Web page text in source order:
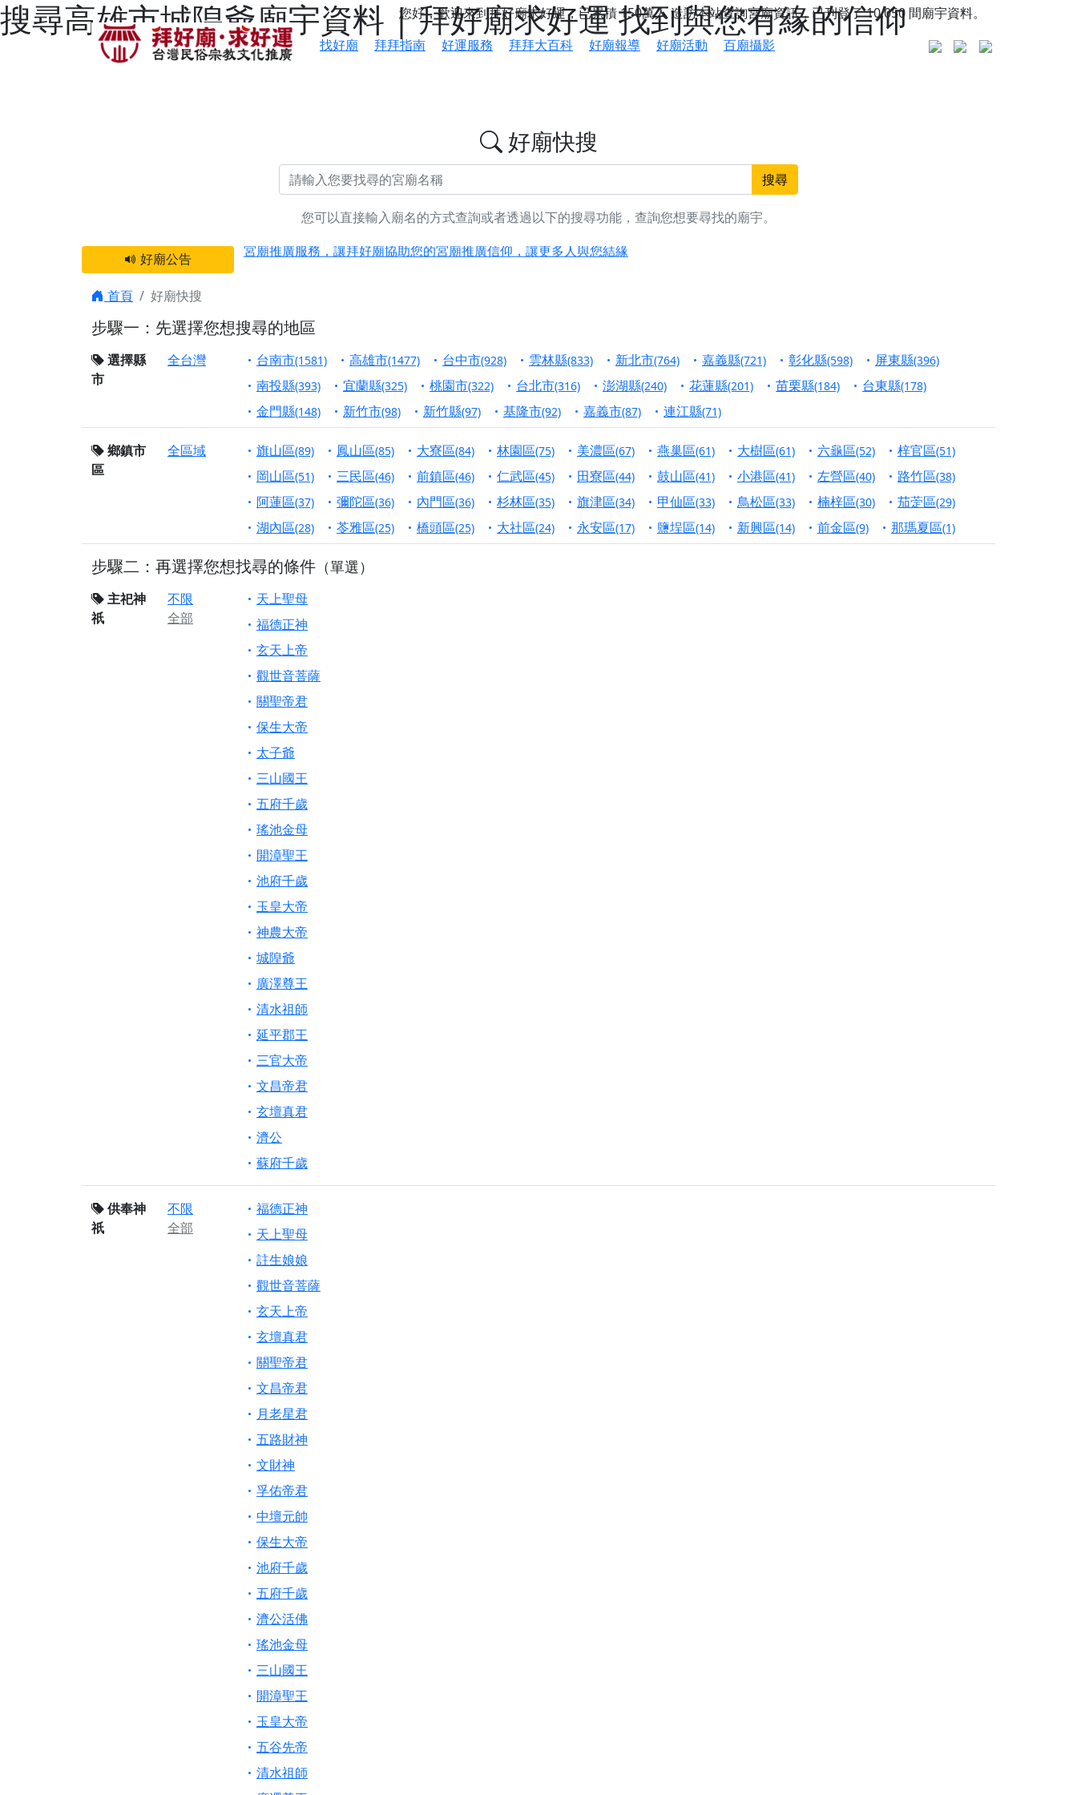
搜尋高雄市城隍爺廟宇資料 | 拜好廟求好運 找到與您有緣的信仰
您好，歡迎來到拜好廟求好運，已累積150萬人造訪本站查詢宮廟資訊，已刊登了10,050 間廟宇資料。
找好廟
拜拜指南 好運服務 拜拜大百科 好廟報導 好廟活動 百廟攝影
好廟快搜
搜尋
您可以直接輸入廟名的方式查詢或者透過以下的搜尋功能，查詢您想要尋找的廟宇。
好廟公告
感謝 【新竹縣新豐鄉 池和宮】 贊助支持我們推廣台灣民俗宗教文化
宮廟推廣服務，讓拜好廟協助您的宮廟推廣信仰，讓更多人與您結緣
【屏東縣獅子鄉 楓港清華山聖天宮】驪山母娘聖誕暨中元普渡大法會，誠邀十方善信大德，一同回到母娘慈悲座前，祈福納祥、慎
終追遠、廣植福田
【桃園市 桃園蓮華寺】盂蘭盆中元報恩法會，這場法會不只是超薦與普渡，更是一份對祖先的感恩、對親人的思念，也是為家人祈
願平安順遂的慈悲心意。
【桃園龜山 慈恩宮】丙午年梁皇寶懺法會，一念虔誠禮寶懺，一分懺悔植福田，誠邀十方善信大德共同參與。
【新北貢寮 南極玉明殿】中元普渡大法會，誠摯歡迎十方善信大德隨喜贊普，為祖先親眷祈求安息，也為自身與家人累積福德、種
下善緣。
【桃園慈善宮(天公廟)】中元普渡交給專業的來，省時省力又積福！「玉皇大帝 大天尊」 親自坐鎮主法！幫你累積的功德福報自然
是「超級加倍」！
【台北北投 福慶宮】慶讚中元普渡法會，誠摯邀請十方善信大德，一同回到北投土地公埔，祈願闔家平安、地方祥和、福運綿長。
【桃園龜山 慈恩宮】瑤池金母聖誕祝壽盛典，邀請十方善信大德蒞臨參香祝壽，同沐母娘慈光，共祈平安吉祥
【桃園龜山 慈恩宮】丙午年慶讚中元普渡法會，正是讓我們用善念與功德，迴向冥陽兩利、闔家平安的殊勝因緣。
【新北八里 紫德宮】丙午年中元普渡讚普超薦法會，普施眾生・慎終追遠・廣植福田
【台北北投金虎爺會】父親節陪爸爸一起闖關趣，邀請大小朋友一起留下珍貴的家庭回憶
【新北八里 紫德宮】父親節奉茶感恩活動，一杯茶，一份心意；一句感謝，一生難忘。
【桃園新屋 深圳玄天宮】農曆七月擴大犒軍科儀，吉祥月不只有普渡祈福，也有一份感謝守護的虔誠心意
【桃園新屋 深圳玄天宮】七娘媽聖誕祝壽慶典，誠摯邀請十方善信大德攜家帶眷前來參香，共同向七娘媽祝壽祈福
【桃園慈善宮(天公廟)】虎爺元帥 開光大典，祈求虎爺神威護持，庇佑闔家平安、財運亨通、事業順遂、百邪退散。
歡迎友廟長官、小編加入我們LINE官方帳號，讓我們協助您的廟宇推廣。
歡迎信眾分享您前往廟宇的參拜體驗，推廣您的信仰
首頁 好廟快搜
步驟一：先選擇您想搜尋的地區
選擇縣
市
全台灣 台南市(1581) 高雄市(1477) 台中市(928) 雲林縣(833) 新北市(764) 嘉義縣(721) 彰化縣(598) 屏東縣(396)
南投縣(393) 宜蘭縣(325) 桃園市(322) 台北市(316) 澎湖縣(240) 花蓮縣(201) 苗栗縣(184) 台東縣(178)
金門縣(148) 新竹市(98) 新竹縣(97) 基隆市(92) 嘉義市(87) 連江縣(71)
鄉鎮市
區
全區域 旗山區(89) 鳳山區(85) 大寮區(84) 林園區(75) 美濃區(67) 燕巢區(61) 大樹區(61) 六龜區(52) 梓官區(51)
岡山區(51) 三民區(46) 前鎮區(46) 仁武區(45) 田寮區(44) 鼓山區(41) 小港區(41) 左營區(40) 路竹區(38)
阿蓮區(37) 彌陀區(36) 內門區(36) 杉林區(35) 旗津區(34) 甲仙區(33) 鳥松區(33) 楠梓區(30) 茄萣區(29)
湖內區(28) 苓雅區(25) 橋頭區(25) 大社區(24) 永安區(17) 鹽埕區(14) 新興區(14) 前金區(9) 那瑪夏區(1)
步驟二：再選擇您想找尋的條件 （單選）
主祀神
祇
不限
全部
天上聖母
福德正神
玄天上帝
觀世音菩薩
關聖帝君
保生大帝
太子爺
三山國王
五府千歲
瑤池金母
開漳聖王
池府千歲
玉皇大帝
神農大帝
城隍爺
廣澤尊王
清水祖師
延平郡王
三官大帝
文昌帝君
玄壇真君
濟公
蘇府千歲
供奉神
祇
不限
全部
福德正神
天上聖母
註生娘娘
觀世音菩薩
玄天上帝
玄壇真君
關聖帝君
文昌帝君
月老星君
五路財神
文財神
孚佑帝君
中壇元帥
保生大帝
池府千歲
五府千歲
濟公活佛
瑤池金母
三山國王
開漳聖王
玉皇大帝
五谷先帝
清水祖師